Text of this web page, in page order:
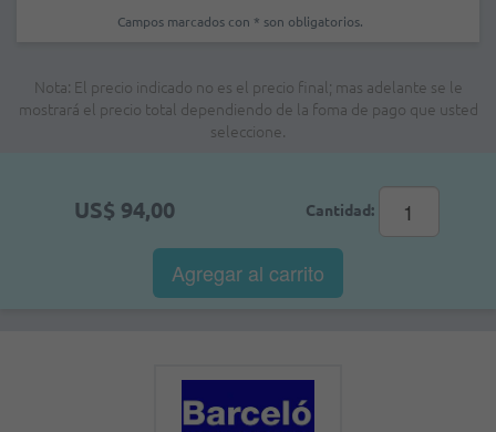
Campos marcados con * son obligatorios.
Nota: El precio indicado no es el precio final; mas adelante se le
mostrará el precio total dependiendo de la foma de pago que usted
seleccione.
US$ 94,00 Cantidad:
Agregar al carrito